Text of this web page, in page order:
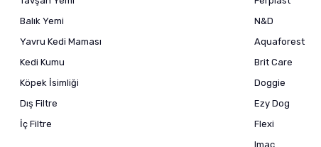
Balık Yemi
Yavru Kedi Maması
Kedi Kumu
Köpek İsimliği
Dış Filtre
İç Filtre
N&D
Aquaforest
Brit Care
Doggie
Ezy Dog
Flexi
Imac